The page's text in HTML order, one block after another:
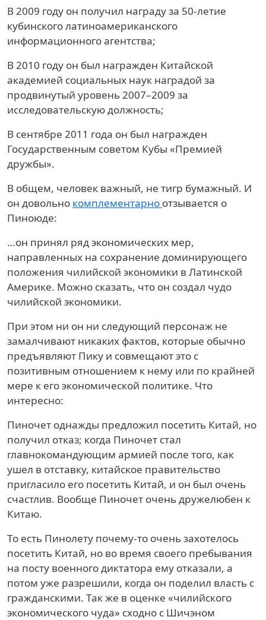
В 2009 году он получил награду за 50-летие
кубинского латиноамериканского
информационного агентства;
В 2010 году он был награжден Китайской
академией социальных наук наградой за
продвинутый уровень 2007–2009 за
исследовательскую должность;
В сентябре 2011 года он был награжден
Государственным советом Кубы «Премией
дружбы».
В общем, человек важный, не тигр бумажный. И
он довольно комплементарно отзывается о
Пиноюде:
…он принял ряд экономических мер,
направленных на сохранение доминирующего
положения чилийской экономики в Латинской
Америке. Можно сказать, что он создал чудо
чилийской экономики.
При этом ни он ни следующий персонаж не
замалчивают никаких фактов, которые обычно
предъявляют Пику и совмещают это с
позитивным отношением к нему или по крайней
мере к его экономической политике. Что
интересно:
Пиночет однажды предложил посетить Китай, но
получил отказ; когда Пиночет стал
главнокомандующим армией после того, как
ушел в отставку, китайское правительство
пригласило его посетить Китай, и он был очень
счастлив. Вообще Пиночет очень дружелюбен к
Китаю.
То есть Пинолету почему-то очень захотелось
посетить Китай, но во время своего пребывания
на посту военного диктатора ему отказали, а
потом уже разрешили, когда он поделил власть с
гражданскими. Так же в оценке «чилийского
экономического чуда» сходно с Шичэном